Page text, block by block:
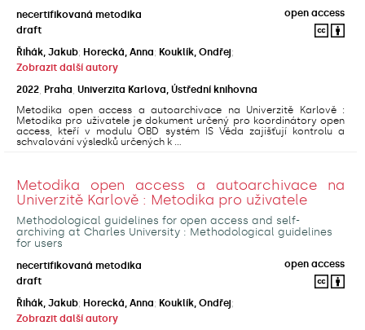
necertifikovaná metodika
open access
draft
Řihák, Jakub; Horecká, Anna; Kouklík, Ondřej;
Zobrazit další autory
2022 Praha Univerzita Karlova, Ústřední knihovna
Metodika open access a autoarchivace na Univerzitě Karlově :
Metodika pro uživatele je dokument určený pro koordinátory open
access, kteří v modulu OBD systém IS Věda zajišťují kontrolu a
schvalování výsledků určených k ...
Metodika open access a autoarchivace na
Univerzitě Karlově : Metodika pro uživatele
Methodological guidelines for open access and self-
archiving at Charles University : Methodological guidelines
for users
necertifikovaná metodika
open access
draft
Řihák, Jakub; Horecká, Anna; Kouklík, Ondřej;
Zobrazit další autory